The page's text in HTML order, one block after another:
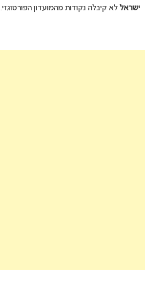
ישראל לא קיבלה נקודות מהמועדון הפורטוגזי.